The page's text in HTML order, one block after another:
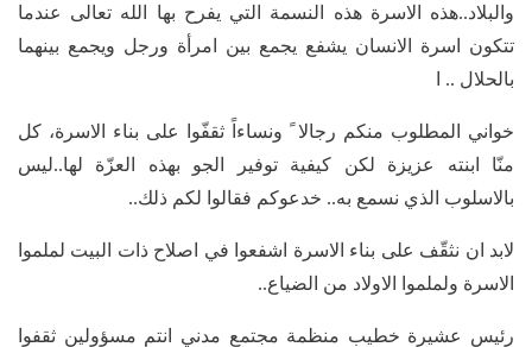
والبلاد..هذه الاسرة هذه النسمة التي يفرح بها الله تعالى عندما
تتكون اسرة الانسان يشفع يجمع بين امرأة ورجل ويجمع بينهما
بالحلال .. ا
خواني المطلوب منكم رجالا ً ونساءاً ثقفّوا على بناء الاسرة، كل
منّا ابنته عزيزة لكن كيفية توفير الجو بهذه العزّة لها..ليس
بالاسلوب الذي نسمع به.. خدعوكم فقالوا لكم ذلك..
لابد ان نثقّف على بناء الاسرة اشفعوا في اصلاح ذات البيت لملموا
الاسرة ولملموا الاولاد من الضياع..
رئيس عشيرة خطيب منظمة مجتمع مدني انتم مسؤولين ثقفوا